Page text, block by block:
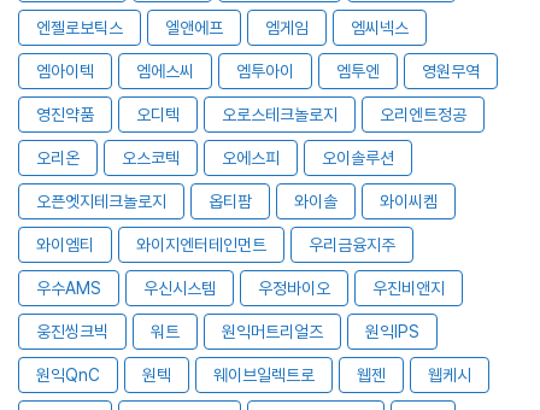
엔젤로보틱스 엘앤에프 엠게임 엠씨넥스
엠아이텍 엠에스씨 엠투아이 엠투엔 영원무역
영진약품 오디텍 오로스테크놀로지 오리엔트정공
오리온 오스코텍 오에스피 오이솔루션
오픈엣지테크놀로지 옵티팜 와이솔 와이씨켐
와이엠티 와이지엔터테인먼트 우리금융지주
우수AMS 우신시스템 우정바이오 우진비앤지
웅진씽크빅 워트 원익머트리얼즈 원익IPS
원익QnC 원텍 웨이브일렉트로 웹젠 웹케시